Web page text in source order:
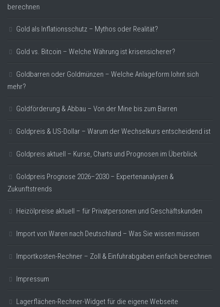
berechnen
Gold als Inflationsschutz – Mythos oder Realität?
Gold vs. Bitcoin – Welche Währung ist krisensicherer?
Goldbarren oder Goldmünzen – Welche Anlageform lohnt sich
mehr?
Goldförderung & Abbau – Von der Mine bis zum Barren
Goldpreis & US-Dollar – Warum der Wechselkurs entscheidend ist
Goldpreis aktuell – Kurse, Charts und Prognosen im Überblick
Goldpreis Prognose 2026–2030 – Expertenanalysen &
Zukunftstrends
Heizölpreise aktuell – für Privatpersonen und Geschäftskunden
Import von Waren nach Deutschland – Was Sie wissen müssen
Importkosten-Rechner – Zoll & Einfuhrabgaben einfach berechnen
Impressum
Lagerflächen-Rechner-Widget für die eigene Webseite